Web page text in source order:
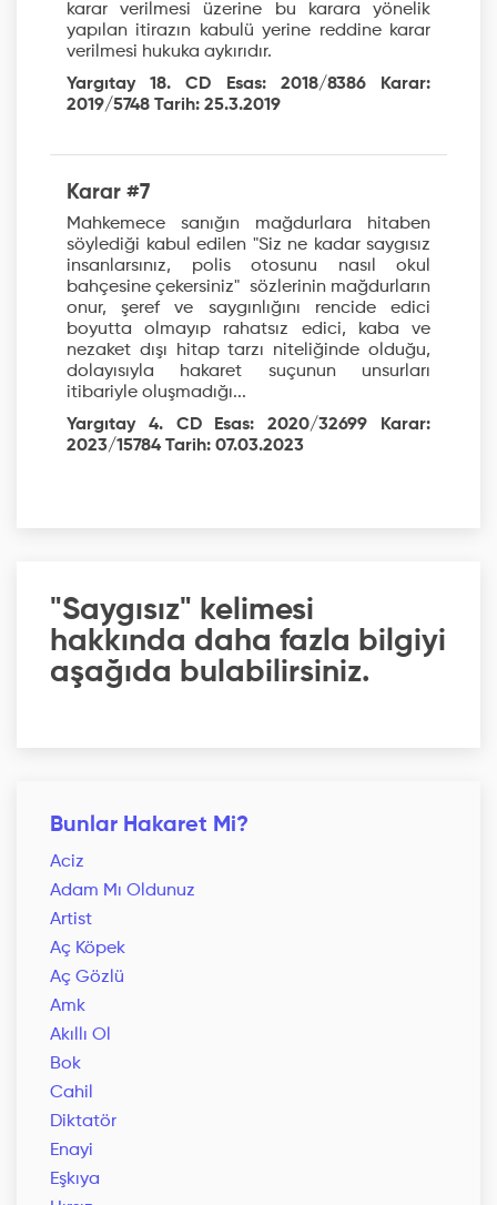
karar verilmesi üzerine bu karara yönelik
yapılan itirazın kabulü yerine reddine karar
verilmesi hukuka aykırıdır.
Yargıtay 18. CD Esas: 2018/8386 Karar:
2019/5748 Tarih: 25.3.2019
Karar #7
Mahkemece sanığın mağdurlara hitaben
söylediği kabul edilen "Siz ne kadar saygısız
insanlarsınız, polis otosunu nasıl okul
bahçesine çekersiniz" sözlerinin mağdurların
onur, şeref ve saygınlığını rencide edici
boyutta olmayıp rahatsız edici, kaba ve
nezaket dışı hitap tarzı niteliğinde olduğu,
dolayısıyla hakaret suçunun unsurları
itibariyle oluşmadığı...
Yargıtay 4. CD Esas: 2020/32699 Karar:
2023/15784 Tarih: 07.03.2023
"Saygısız" kelimesi
hakkında daha fazla bilgiyi
aşağıda bulabilirsiniz.
Bunlar Hakaret Mi?
Aciz
Adam Mı Oldunuz
Artist
Aç Köpek
Aç Gözlü
Amk
Akıllı Ol
Bok
Cahil
Diktatör
Enayi
Eşkıya